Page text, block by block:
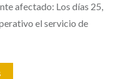
afectado: Los días 25,
el servicio de